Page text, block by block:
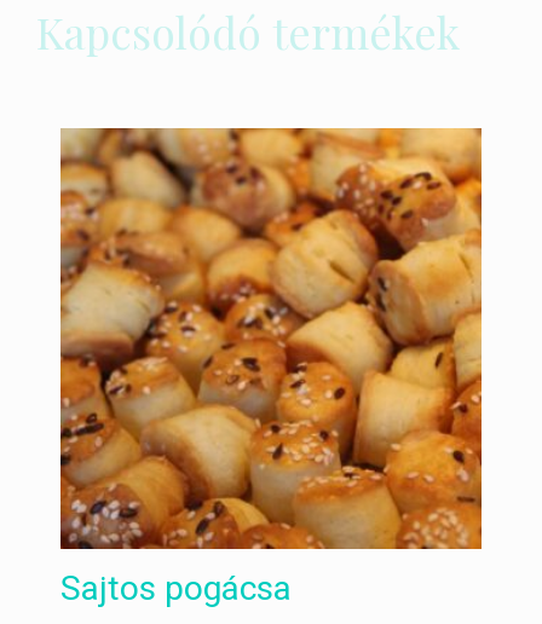
Kapcsolódó termékek
Sajtos pogácsa